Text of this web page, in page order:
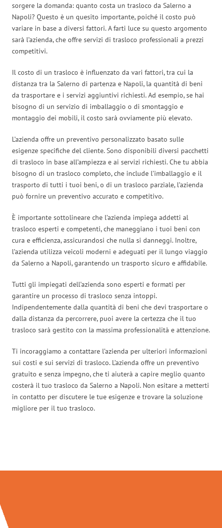
sorgere la domanda: quanto costa un trasloco da Salerno a
Napoli? Questo è un quesito importante, poiché il costo può
variare in base a diversi fattori. A farti luce su questo argomento
sarà l’azienda, che offre servizi di trasloco professionali a prezzi
competitivi.
Il costo di un trasloco è influenzato da vari fattori, tra cui la
distanza tra la Salerno di partenza e Napoli, la quantità di beni
da trasportare e i servizi aggiuntivi richiesti. Ad esempio, se hai
bisogno di un servizio di imballaggio o di smontaggio e
montaggio dei mobili, il costo sarà ovviamente più elevato.
L’azienda offre un preventivo personalizzato basato sulle
esigenze specifiche del cliente. Sono disponibili diversi pacchetti
di trasloco in base all’ampiezza e ai servizi richiesti. Che tu abbia
bisogno di un trasloco completo, che include l’imballaggio e il
trasporto di tutti i tuoi beni, o di un trasloco parziale, l’azienda
può fornire un preventivo accurato e competitivo.
È importante sottolineare che l’azienda impiega addetti al
trasloco esperti e competenti, che maneggiano i tuoi beni con
cura e efficienza, assicurandosi che nulla si danneggi. Inoltre,
l’azienda utilizza veicoli moderni e adeguati per il lungo viaggio
da Salerno a Napoli, garantendo un trasporto sicuro e affidabile.
Tutti gli impiegati dell’azienda sono esperti e formati per
garantire un processo di trasloco senza intoppi.
Indipendentemente dalla quantità di beni che devi trasportare o
dalla distanza da percorrere, puoi avere la certezza che il tuo
trasloco sarà gestito con la massima professionalità e attenzione.
Ti incoraggiamo a contattare l’azienda per ulteriori informazioni
sui costi e sui servizi di trasloco. L’azienda offre un preventivo
gratuito e senza impegno, che ti aiuterà a capire meglio quanto
costerà il tuo trasloco da Salerno a Napoli. Non esitare a metterti
in contatto per discutere le tue esigenze e trovare la soluzione
migliore per il tuo trasloco.